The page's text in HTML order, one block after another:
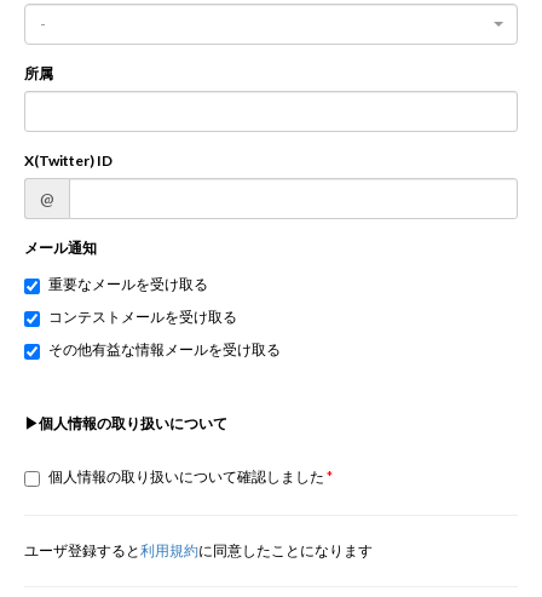
-
所属
X(Twitter) ID
@
メール通知
重要なメールを受け取る
コンテストメールを受け取る
その他有益な情報メールを受け取る
▶個人情報の取り扱いについて
個人情報の取り扱いについて確認しました
ユーザ登録すると利用規約に同意したことになります